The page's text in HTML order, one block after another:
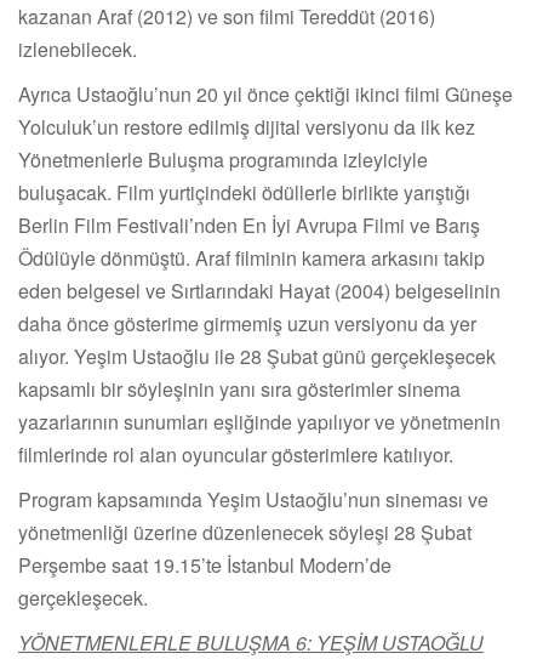
kazanan Araf (2012) ve son filmi Tereddüt (2016)
izlenebilecek.
Ayrıca Ustaoğlu’nun 20 yıl önce çektiği ikinci filmi Güneşe
Yolculuk’un restore edilmiş dijital versiyonu da ilk kez
Yönetmenlerle Buluşma programında izleyiciyle
buluşacak. Film yurtiçindeki ödüllerle birlikte yarıştığı
Berlin Film Festivali’nden En İyi Avrupa Filmi ve Barış
Ödülüyle dönmüştü. Araf filminin kamera arkasını takip
eden belgesel ve Sırtlarındaki Hayat (2004) belgeselinin
daha önce gösterime girmemiş uzun versiyonu da yer
alıyor. Yeşim Ustaoğlu ile 28 Şubat günü gerçekleşecek
kapsamlı bir söyleşinin yanı sıra gösterimler sinema
yazarlarının sunumları eşliğinde yapılıyor ve yönetmenin
filmlerinde rol alan oyuncular gösterimlere katılıyor.
Program kapsamında Yeşim Ustaoğlu’nun sineması ve
yönetmenliği üzerine düzenlenecek söyleşi 28 Şubat
Perşembe saat 19.15’te İstanbul Modern’de
gerçekleşecek.
YÖNETMENLERLE BULUŞMA 6: YEŞİM USTAOĞLU